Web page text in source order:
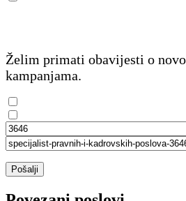
Želim primati obavijesti o
kampanjama.
Pošalji